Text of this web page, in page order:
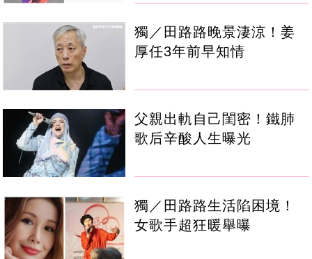
獨／田路路晚景淒涼！姜
厚任3年前早知情
父親出軌自己閨密！鐵肺
歌后辛酸人生曝光
獨／田路路生活陷困境！
女歌手超狂暖舉曝